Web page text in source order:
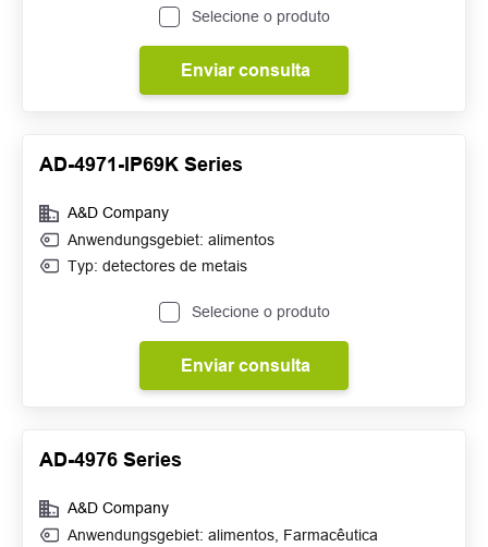
Selecione o produto
Enviar consulta
AD-4971-IP69K Series
A&D Company
Anwendungsgebiet: alimentos
Typ: detectores de metais
Selecione o produto
Enviar consulta
AD-4976 Series
A&D Company
Anwendungsgebiet: alimentos Farmacêutica